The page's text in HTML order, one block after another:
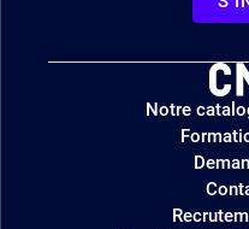
Notre